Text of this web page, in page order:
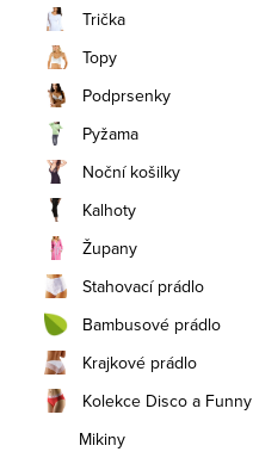
Trička
Topy
Podprsenky
Pyžama
Noční košilky
Kalhoty
Župany
Stahovací prádlo
Bambusové prádlo
Krajkové prádlo
Kolekce Disco a Funny
Mikiny